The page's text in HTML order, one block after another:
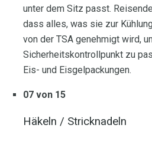
unter dem Sitz passt.
dass alles, was sie zur
von der TSA genehmigt wird,
Sicherheitskontrollpunkt zu
Eis- und Eisgelpackungen.
07 von 15
Häkeln / Stricknadeln